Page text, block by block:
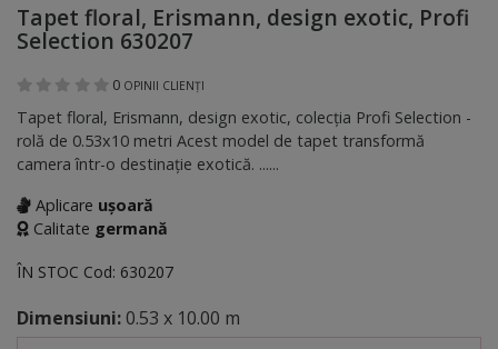
Tapet floral, Erismann, design exotic, Profi
Selection 630207
0 OPINII CLIENȚI
Tapet floral, Erismann, design exotic, colecţia Profi Selection -
rolă de 0.53x10 metri Acest model de tapet transformă
camera într-o destinaţie exotică. ......
Aplicare ușoară
Calitate germană
ÎN STOC Cod: 630207
Dimensiuni:0.53 x 10.00 m